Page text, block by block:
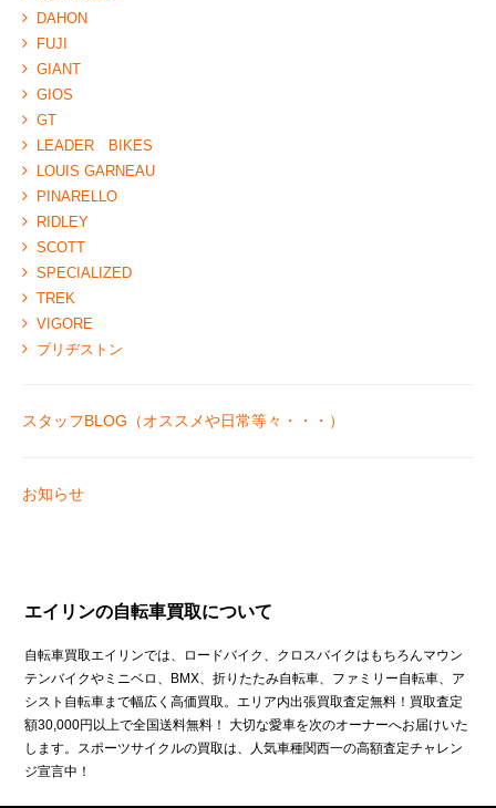
DAHON
FUJI
GIANT
GIOS
GT
LEADER BIKES
LOUIS GARNEAU
PINARELLO
RIDLEY
SCOTT
SPECIALIZED
TREK
VIGORE
ブリヂストン
スタッフBLOG（オススメや日常等々・・・）
お知らせ
エイリンの自転車買取について
自転車買取エイリンでは、ロードバイク、クロスバイクはもちろんマウン
テンバイクやミニベロ、BMX、折りたたみ自転車、ファミリー自転車、ア
シスト自転車まで幅広く高価買取。エリア内出張買取査定無料！買取査定
額30,000円以上で全国送料無料！ 大切な愛車を次のオーナーへお届けいた
します。スポーツサイクルの買取は、人気車種関西一の高額査定チャレン
ジ宣言中！